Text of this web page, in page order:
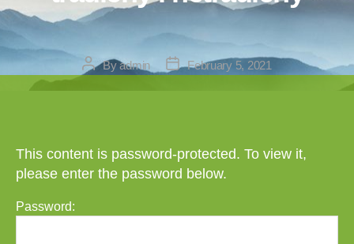
PostByadmin
PostFebruary 5, 2021
This content is password-protected. To view it,
please enter the password below.
Password: